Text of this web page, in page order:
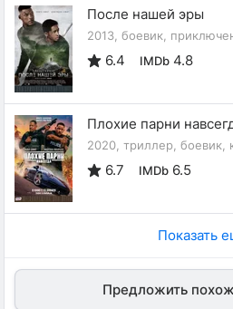
После нашей эры
2013, боевик,
6.4 IMDb 4.8
Плохие парни
2020, триллер, боевик,
6.7 IMDb 6.5
Показать
Предложить